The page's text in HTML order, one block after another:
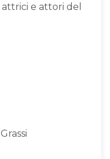
e attori del